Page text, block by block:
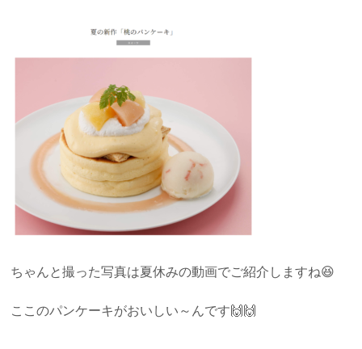
ちゃんと撮った写真は夏休みの動画でご紹介しますね😆
ここのパンケーキがおいしい～んです🙌🙌